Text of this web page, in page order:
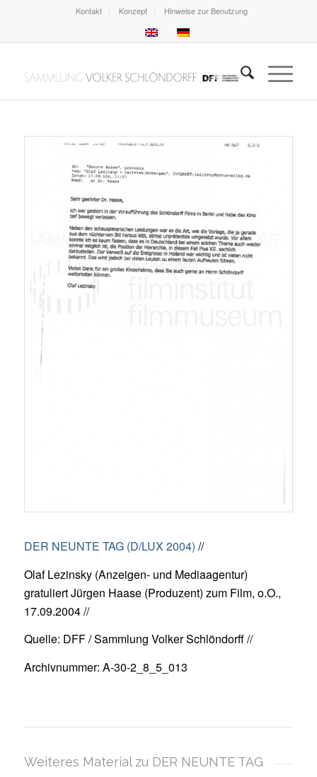
Kontakt Konzept Hinweise zur Benutzung
DER NEUNTE TAG (D/LUX 2004) //
Olaf Lezinsky (Anzeigen- und Mediaagentur)
gratuliert Jürgen Haase (Produzent) zum Film, o.O.,
17.09.2004 //
Quelle: DFF / Sammlung Volker Schlöndorff //
Archivnummer: A-30-2_8_5_013
Weiteres Material zu DER NEUNTE TAG